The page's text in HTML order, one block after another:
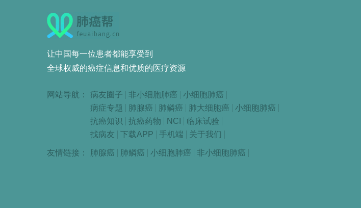
让中国每一位患者都能享受到
全球权威的癌症信息和优质的医疗资源
网站导航： 病友圈子 非小细胞肺癌
小细胞肺癌
病症专题
肺腺癌 肺鳞癌 肺大细胞癌
小细胞肺癌
抗癌知识
抗癌药物 NCI
临床试验
找病友
下载APP 手机端 关于我们
友情链接： 肺腺癌 肺鳞癌 小细胞肺癌 非小细胞肺癌